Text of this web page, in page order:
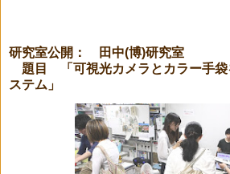
研究室公開： 田中(博)研究室
題目 「可視光カメラとカラー手袋
ステム」